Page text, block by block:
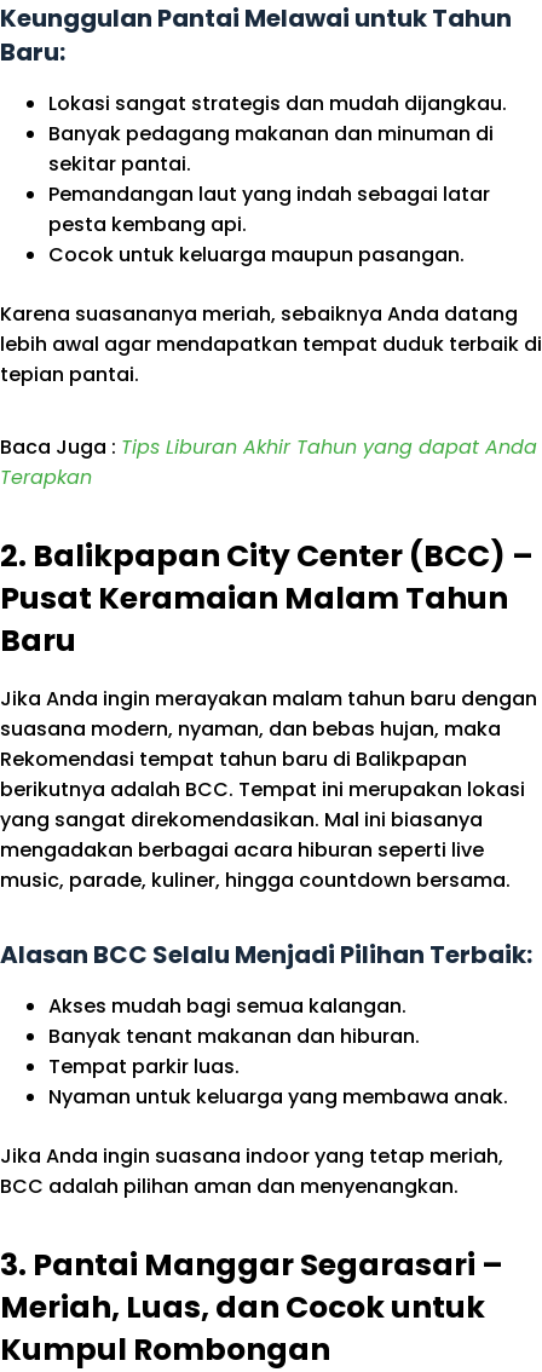
Keunggulan Pantai Melawai untuk Tahun
Baru:
Lokasi sangat strategis dan mudah dijangkau.
Banyak pedagang makanan dan minuman di
sekitar pantai.
Pemandangan laut yang indah sebagai latar
pesta kembang api.
Cocok untuk keluarga maupun pasangan.
Karena suasananya meriah, sebaiknya Anda datang
lebih awal agar mendapatkan tempat duduk terbaik di
tepian pantai.
Baca Juga : Tips Liburan Akhir Tahun yang dapat Anda
Terapkan
2. Balikpapan City Center (BCC) –
Pusat Keramaian Malam Tahun
Baru
Jika Anda ingin merayakan malam tahun baru dengan
suasana modern, nyaman, dan bebas hujan, maka
Rekomendasi tempat tahun baru di Balikpapan
berikutnya adalah BCC. Tempat ini merupakan lokasi
yang sangat direkomendasikan. Mal ini biasanya
mengadakan berbagai acara hiburan seperti live
music, parade, kuliner, hingga countdown bersama.
Alasan BCC Selalu Menjadi Pilihan Terbaik:
Akses mudah bagi semua kalangan.
Banyak tenant makanan dan hiburan.
Tempat parkir luas.
Nyaman untuk keluarga yang membawa anak.
Jika Anda ingin suasana indoor yang tetap meriah,
BCC adalah pilihan aman dan menyenangkan.
3. Pantai Manggar Segarasari –
Meriah, Luas, dan Cocok untuk
Kumpul Rombongan